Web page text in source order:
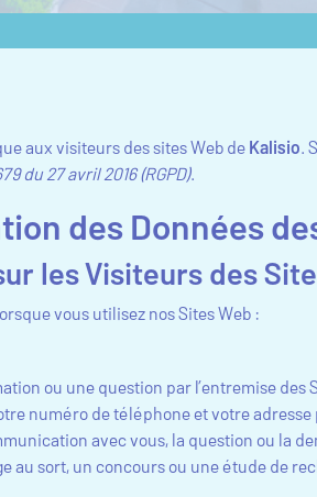
aux visiteurs des sites Web de Kalisio .
du 27 avril 2016 (RGPD).
des Données
les Visiteurs des
vous utilisez nos Sites Web :
ou une question par l’entremise
numéro de téléphone et votre adresse
avec vous, la question ou la
au sort, un concours ou une étude de